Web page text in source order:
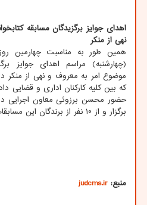
اهدای جوایز برگزیدگان مسابقه
نهی از منکر
همین طور به مناسبت چهارمین
(چهارشنبه) مراسم اهدای جوایز
موضوع امر به معروف و نهی از منکر
که بین کلیه کارکنان اداری و قضایی
حضور محسن برزوئی معاون اجرایی
برگزار و از ۱۰ نفر از برندگان این مسابقات تجلیل به عمل آمد.
منبع: judcms.ir